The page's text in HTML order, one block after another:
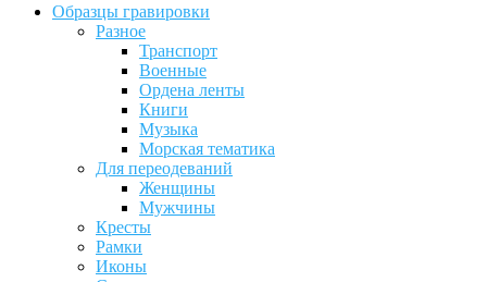
Образцы гравировки
Разное
Транспорт
Военные
Ордена ленты
Книги
Музыка
Морская тематика
Для переодеваний
Женщины
Мужчины
Кресты
Рамки
Иконы